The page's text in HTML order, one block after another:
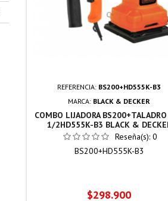
REFERENCIA: BS200+HD555K-B3
MARCA: BLACK & DECKER
COMBO LIJADORA
1/2HD555K-B3 BLACK &
Reseña(s): 0
BS200+HD555K-B3
Precio
$298.900